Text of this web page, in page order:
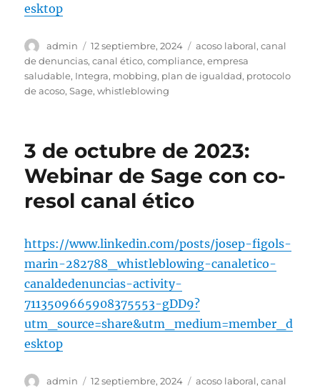
esktop
Autor
admin
Publicado
el
12 septiembre, 2024 Etiquetas
acoso laboral,canal
de denuncias,canal ético,compliance,empresa
saludable, Integra, mobbing, plan de igualdad, protocolo
de acoso,Sage,whistleblowing
3 de octubre de 2023:
Webinar de Sage con co-
resol canal ético
https://www.linkedin.com/posts/josep-figols-
marin-282788_whistleblowing-canaletico-
canaldedenuncias-activity-
7113509665908375553-gDD9?
utm_source=share&utm_medium=member_d
esktop
Autor
admin
Publicado
12 septiembre, 2024 Etiquetas
acoso laboral,canal